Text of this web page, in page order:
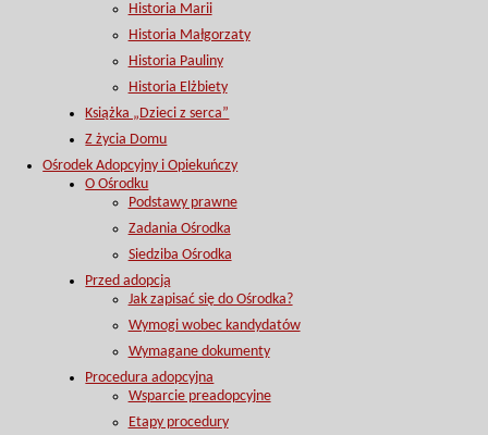
Historia Marii
Historia Małgorzaty
Historia Pauliny
Historia Elżbiety
Książka „Dzieci z serca”
Z życia Domu
Ośrodek Adopcyjny i Opiekuńczy
O Ośrodku
Podstawy prawne
Zadania Ośrodka
Siedziba Ośrodka
Przed adopcją
Jak zapisać się do Ośrodka?
Wymogi wobec kandydatów
Wymagane dokumenty
Procedura adopcyjna
Wsparcie preadopcyjne
Etapy procedury